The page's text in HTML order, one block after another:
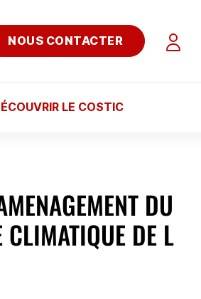
NOUS CONTACTER
LE COSTIC
DU
DE L